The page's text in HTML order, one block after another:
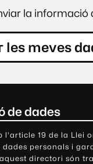
la informació
les meves
de dades
l'article 19 de la Llei
dades personals i
directori són